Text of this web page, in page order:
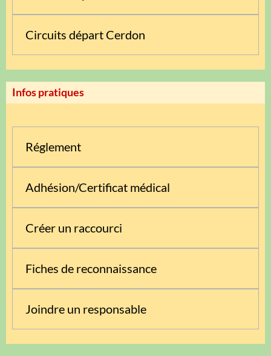
Circuits départ Cerdon
Infos pratiques
Réglement
Adhésion/Certificat médical
Créer un raccourci
Fiches de reconnaissance
Joindre un responsable